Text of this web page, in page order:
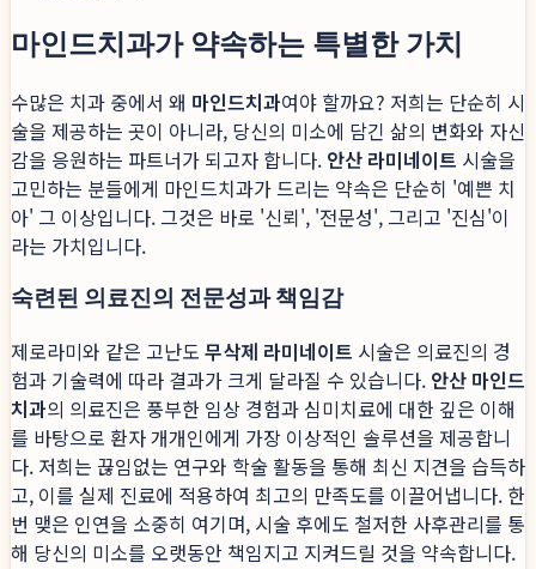
마인드치과가 약속하는 특별한 가치
수많은 치과 중에서 왜 마인드치과여야 할까요? 저희는 단순히 시
술을 제공하는 곳이 아니라, 당신의 미소에 담긴 삶의 변화와 자신
감을 응원하는 파트너가 되고자 합니다. 안산 라미네이트 시술을
고민하는 분들에게 마인드치과가 드리는 약속은 단순히 '예쁜 치
아' 그 이상입니다. 그것은 바로 '신뢰', '전문성', 그리고 '진심'이
라는 가치입니다.
숙련된 의료진의 전문성과 책임감
제로라미와 같은 고난도 무삭제 라미네이트 시술은 의료진의 경
험과 기술력에 따라 결과가 크게 달라질 수 있습니다. 안산 마인드
치과의 의료진은 풍부한 임상 경험과 심미치료에 대한 깊은 이해
를 바탕으로 환자 개개인에게 가장 이상적인 솔루션을 제공합니
다. 저희는 끊임없는 연구와 학술 활동을 통해 최신 지견을 습득하
고, 이를 실제 진료에 적용하여 최고의 만족도를 이끌어냅니다. 한
번 맺은 인연을 소중히 여기며, 시술 후에도 철저한 사후관리를 통
해 당신의 미소를 오랫동안 책임지고 지켜드릴 것을 약속합니다.